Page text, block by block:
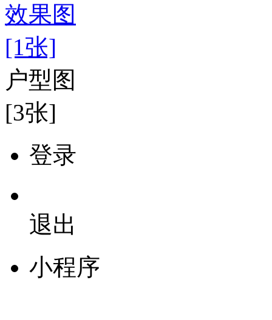
效果图
[1张]
户型图
[3张]
登录
退出
小程序